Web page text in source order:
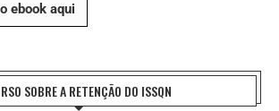
ebook aqui
SOBRE A RETENÇÃO DO ISSQN